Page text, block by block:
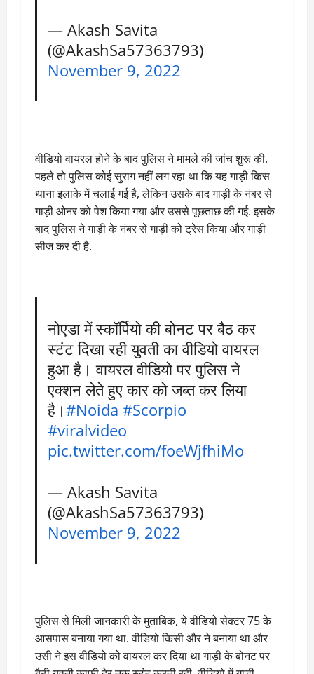
— Akash Savita
(@AkashSa57363793)
November 9, 2022
वीडियो वायरल होने के बाद पुलिस ने मामले की जांच शुरू की.
पहले तो पुलिस कोई सुराग नहीं लग रहा था कि यह गाड़ी किस
थाना इलाके में चलाई गई है, लेकिन उसके बाद गाड़ी के नंबर से
गाड़ी ओनर को पेश किया गया और उससे पूछताछ की गई. इसके
बाद पुलिस ने गाड़ी के नंबर से गाड़ी को ट्रेस किया और गाड़ी
सीज कर दी है.
नोएडा में स्कॉर्पियो की बोनट पर बैठ कर
स्टंट दिखा रही युवती का वीडियो वायरल
हुआ है। वायरल वीडियो पर पुलिस ने
एक्शन लेते हुए कार को जब्त कर लिया
है।#Noida #Scorpio
#viralvideo
pic.twitter.com/foeWjfhiMo
— Akash Savita
(@AkashSa57363793)
November 9, 2022
पुलिस से मिली जानकारी के मुताबिक, ये वीडियो सेक्टर 75 के
आसपास बनाया गया था. वीडियो किसी और ने बनाया था और
उसी ने इस वीडियो को वायरल कर दिया था गाड़ी के बोनट पर